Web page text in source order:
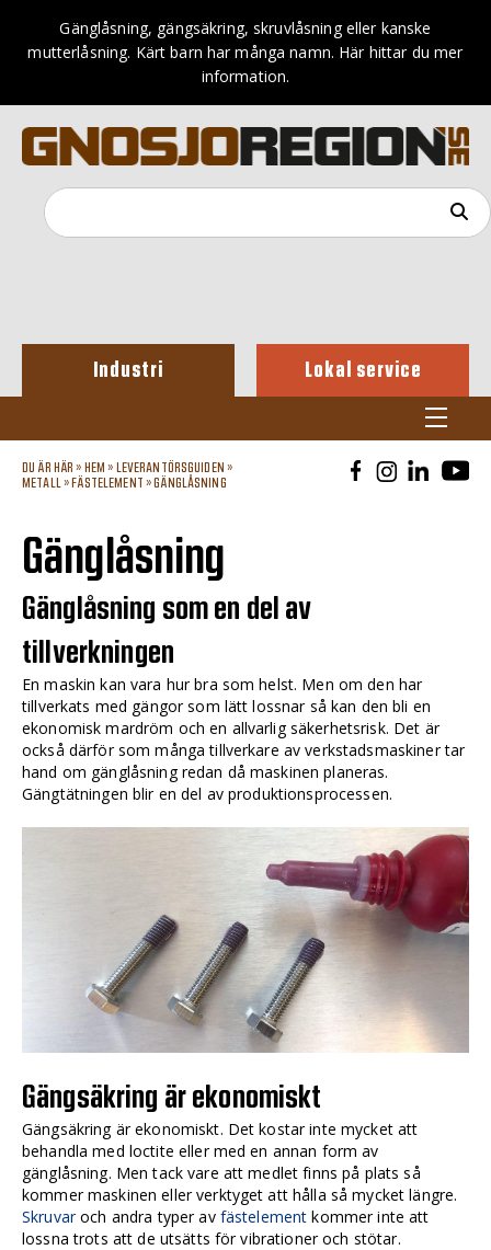
Gänglåsning, gängsäkring, skruvlåsning eller kanske
mutterlåsning. Kärt barn har många namn. Här hittar du mer
information.
Industri Lokal service
DU ÄR HÄR » HEM » LEVERANTÖRSGUIDEN »
METALL
» FÄSTELEMENT »GÄNGLÅSNING
Gänglåsning
Gänglåsning som en del av
tillverkningen
En maskin kan vara hur bra som helst. Men om den har
tillverkats med gängor som lätt lossnar så kan den bli en
ekonomisk mardröm och en allvarlig säkerhetsrisk. Det är
också därför som många tillverkare av verkstadsmaskiner tar
hand om gänglåsning redan då maskinen planeras.
Gängtätningen blir en del av produktionsprocessen.
Gängsäkring är ekonomiskt
Gängsäkring är ekonomiskt. Det kostar inte mycket att
behandla med loctite eller med en annan form av
gänglåsning. Men tack vare att medlet finns på plats så
kommer maskinen eller verktyget att hålla så mycket längre.
Skruvaroch andra typer av fästelement kommer inte att
lossna trots att de utsätts för vibrationer och stötar.